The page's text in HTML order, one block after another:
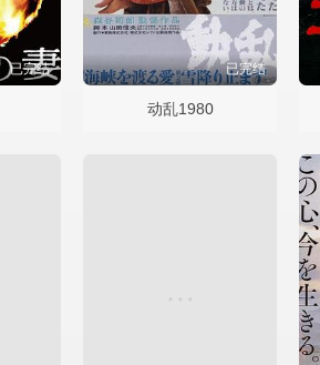
已完结 已完结
动乱1980